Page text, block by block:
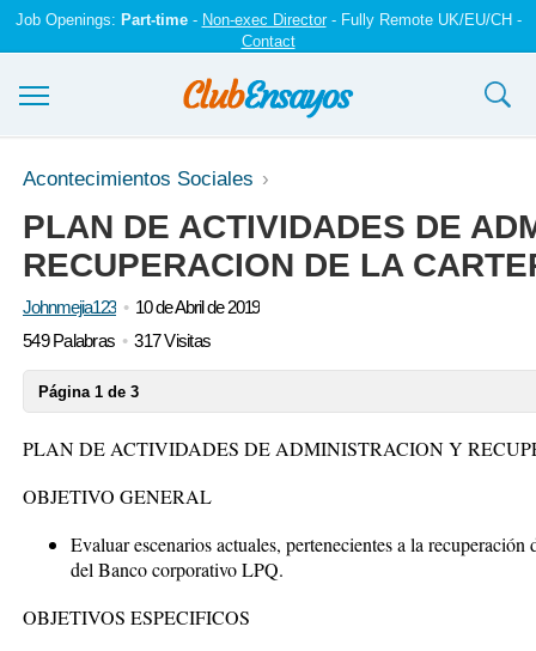
Job Openings: Part-time- Non-exec Director- Fully Remote UK/EU/CH -
Contact
Ensayos y trabajos
Registrarse
Iniciar sesión
Acontecimientos Sociales
PLAN DE ACTIVIDADES DE
RECUPERACION DE LA
Johnmejia123
10 de Abril de 2019
549 Palabras
317 Visitas
Página 1 de 3
PLAN DE ACTIVIDADES DE ADMINISTRACION Y
OBJETIVO GENERAL
Evaluar escenarios actuales, pertenecientes a la
del Banco corporativo LPQ.
OBJETIVOS ESPECIFICOS